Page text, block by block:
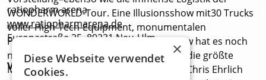
WONDERWORLD-Tour. Eine Illusionsshow mit30 Trucks
voller High‑Tech‑Equipment, monumentalen
Pyroeffekten und einer150‑köpfigen Crew hat es noch
nie gegeben. Damit ist WONDERWORLD die größte
Magie‑Show des Planeten. Andreas und Chris Ehrlich
ratiopharm arena
www.ratiopharmarena.de
Europastraße 25, 89231 Neu-Ulm
Veranstalter*in
×
Diese Webseite verwendet
Cookies.